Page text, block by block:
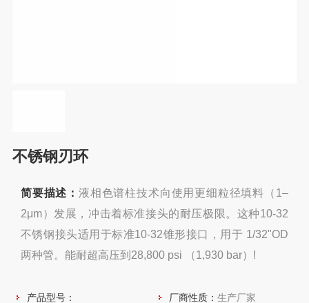
不锈钢刃环
简要描述： 液相色谱柱技术向使用更细粒径填料（1–
2μm）发展，冲击着标准接头的耐压极限。这种10-32
不锈钢接头适用于标准10-32锥形接口，用于 1/32"OD
两种管。能耐超高压到28,800 psi （1,930 bar）!
产品型号： 厂商性质： 生产厂家